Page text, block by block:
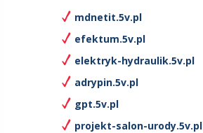
mdnetit.5v.pl
efektum.5v.pl
elektryk-hydraulik.5v.pl
adrypin.5v.pl
gpt.5v.pl
projekt-salon-urody.5v.pl